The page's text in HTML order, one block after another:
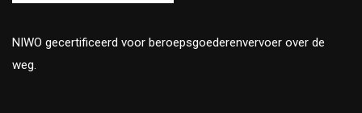
NIWO gecertificeerd voor beroepsgoederenvervoer over de
weg.